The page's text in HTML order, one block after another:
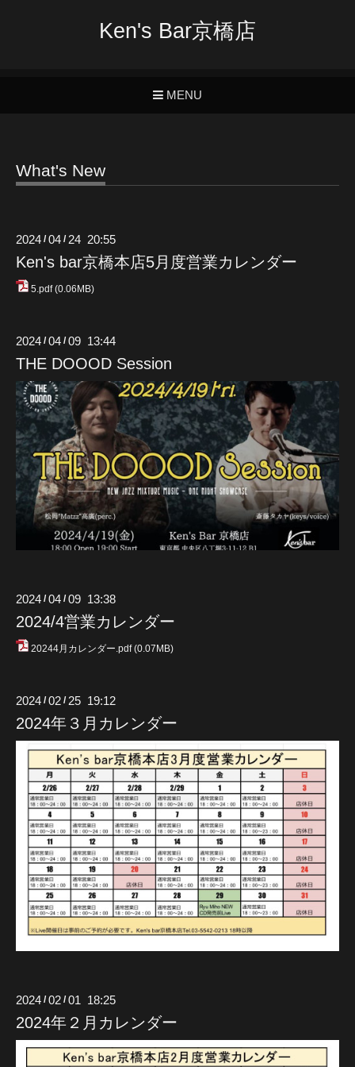
Ken's Bar京橋店
MENU
What's New
2024 /04 / 24 20:55
Ken's bar京橋本店5月度営業カレンダー
5.pdf (0.06MB)
2024 /04 /09 13:44
THE DOOOD Session
2024 /04 /09 13:38
2024/4営業カレンダー
20244月カレンダー.pdf (0.07MB)
2024 /02 / 25 19:12
2024年３月カレンダー
2024 /02 /01 18:25
2024年２月カレンダー